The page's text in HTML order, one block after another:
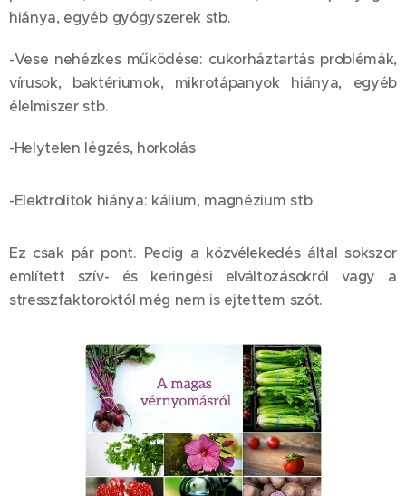
hiánya, egyéb gyógyszerek stb.
-Vese nehézkes működése: cukorháztartás problémák,
vírusok, baktériumok, mikrotápanyok hiánya, egyéb
élelmiszer stb.
-Helytelen légzés, horkolás
-Elektrolitok hiánya: kálium, magnézium stb
Ez csak pár pont. Pedig a közvélekedés által sokszor
említett szív- és keringési elváltozásokról vagy a
stresszfaktoroktól még nem is ejtettem szót.